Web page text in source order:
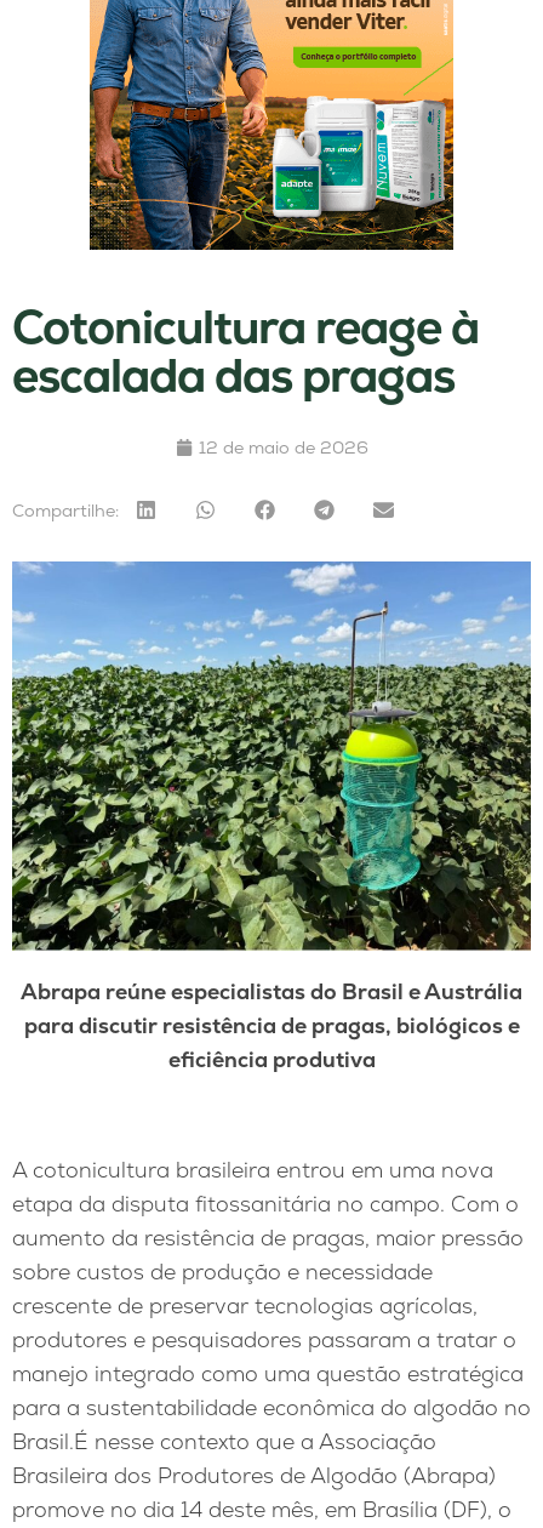
Cotonicultura reage à
escalada das pragas
12 de maio de 2026
Compartilhe:
Abrapa reúne especialistas do Brasil e Austrália
para discutir resistência de pragas, biológicos e
eficiência produtiva
A cotonicultura brasileira entrou em uma nova
etapa da disputa fitossanitária no campo. Com o
aumento da resistência de pragas, maior pressão
sobre custos de produção e necessidade
crescente de preservar tecnologias agrícolas,
produtores e pesquisadores passaram a tratar o
manejo integrado como uma questão estratégica
para a sustentabilidade econômica do algodão no
Brasil.É nesse contexto que a Associação
Brasileira dos Produtores de Algodão (Abrapa)
promove no dia 14 deste mês, em Brasília (DF), o